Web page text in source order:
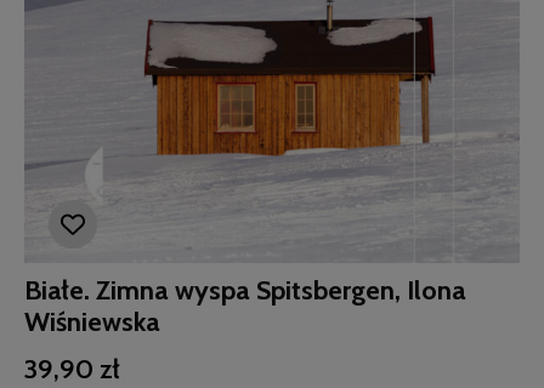
Białe. Zimna wyspa Spitsbergen, Ilona
Wiśniewska
39,90 zł